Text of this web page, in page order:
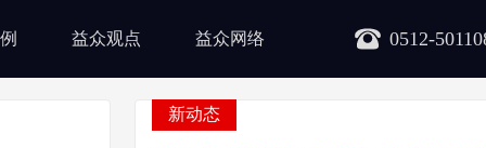
0512-
益众观点 益众网络
新动态